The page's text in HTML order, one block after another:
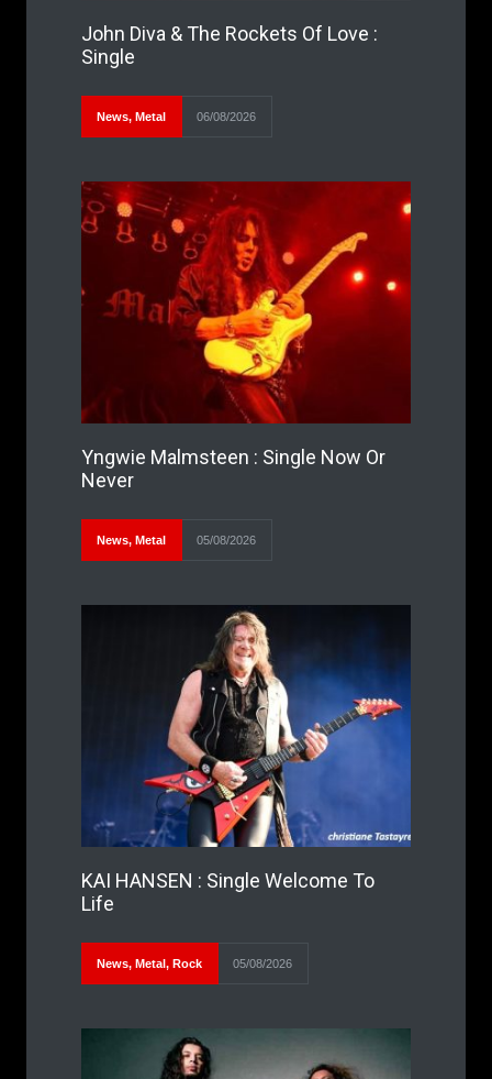
John Diva & The Rockets Of Love :
Single
News, Metal 06/08/2026
Yngwie Malmsteen : Single Now Or
Never
News, Metal 05/08/2026
KAI HANSEN : Single Welcome To
Life
News, Metal, Rock 05/08/2026